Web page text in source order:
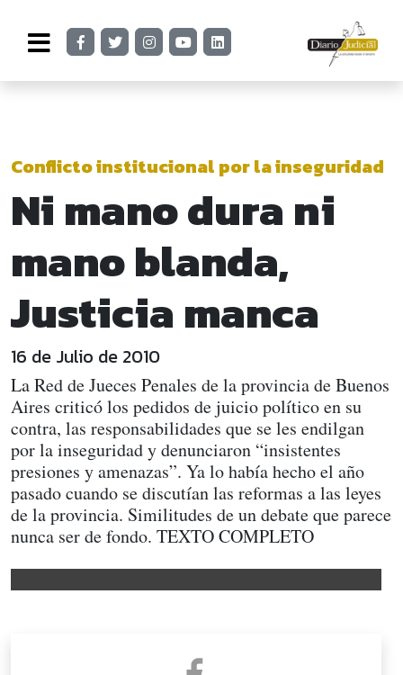
Conflicto institucional por la inseguridad
Ni mano dura ni
mano blanda,
Justicia manca
16 de Julio de 2010
La Red de Jueces Penales de la provincia de Buenos
Aires criticó los pedidos de juicio político en su
contra, las responsabilidades que se les endilgan
por la inseguridad y denunciaron “insistentes
presiones y amenazas”. Ya lo había hecho el año
pasado cuando se discutían las reformas a las leyes
de la provincia. Similitudes de un debate que parece
nunca ser de fondo. TEXTO COMPLETO